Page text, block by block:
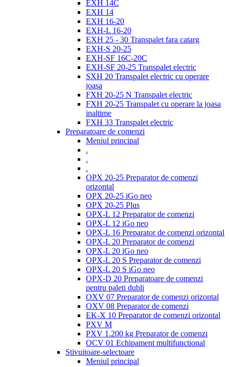
EXH 14C
EXH 14
EXH 16-20
EXH-L 16-20
EXH 25 - 30 Transpalet fara catarg
EXH-S 20-25
EXH-SF 16C-20C
EXH-SF 20-25 Transpalet electric
SXH 20 Transpalet electric cu operare
joasa
FXH 20-25 N Transpalet electric
FXH 20-25 Transpalet cu operare la joasa
inaltime
FXH 33 Transpalet electric
Preparatoare de comenzi
Meniul principal
.
.
.
OPX 20-25 Preparator de comenzi
orizontal
OPX 20-25 iGo neo
OPX 20-25 Plus
OPX-L 12 Preparator de comenzi
OPX-L 12 iGo neo
OPX-L 16 Preparator de comenzi orizontal
OPX-L 20 Preparator de comenzi
OPX-L 20 iGo neo
OPX-L 20 S Preparator de comenzi
OPX-L 20 S iGo neo
OPX-D 20 Preparatoare de comenzi
pentru paleti dubli
OXV 07 Preparator de comenzi orizontal
OXV 08 Preparator de comenzi
EK-X 10 Preparator de comenzi orizontal
PXV M
PXV 1.200 kg Preparator de comenzi
OCV 01 Echipament multifunctional
Stivuitoare-selectoare
Meniul principal